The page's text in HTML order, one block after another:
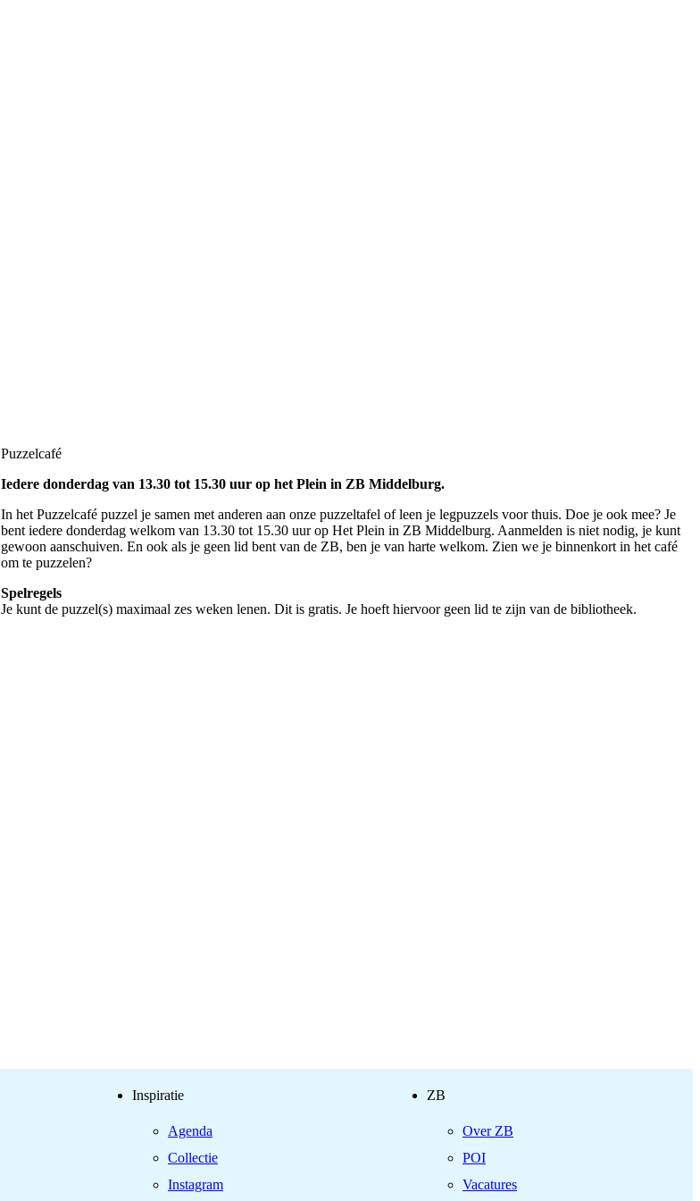
Puzzelcafé
Iedere donderdag van 13.30 tot 15.30 uur op het Plein in ZB Middelburg.
In het Puzzelcafé puzzel je samen met anderen aan onze puzzeltafel of leen je legpuzzels voor thuis. Doe je ook mee? Je
bent iedere donderdag welkom van 13.30 tot 15.30 uur op Het Plein in ZB Middelburg. Aanmelden is niet nodig, je kunt
gewoon aanschuiven. En ook als je geen lid bent van de ZB, ben je van harte welkom. Zien we je binnenkort in het café
om te puzzelen?
Spelregels
Je kunt de puzzel(s) maximaal zes weken lenen. Dit is gratis. Je hoeft hiervoor geen lid te zijn van de bibliotheek.
Inspiratie
Agenda
Collectie
Instagram
ZB
Over ZB
POI
Vacatures